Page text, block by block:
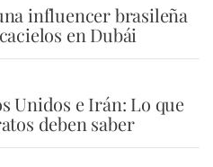
influencer brasileña
en Dubái
Unidos e Irán: Lo que
deben saber